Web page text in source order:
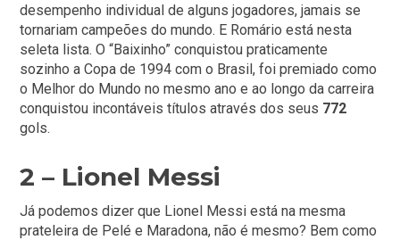
desempenho individual de alguns jogadores, jamais se
tornariam campeões do mundo. E Romário está nesta
seleta lista. O “Baixinho” conquistou praticamente
sozinho a Copa de 1994 com o Brasil, foi premiado como
o Melhor do Mundo no mesmo ano e ao longo da carreira
conquistou incontáveis títulos através dos seus 772
gols.
2 – Lionel Messi
Já podemos dizer que Lionel Messi está na mesma
prateleira de Pelé e Maradona, não é mesmo? Bem como